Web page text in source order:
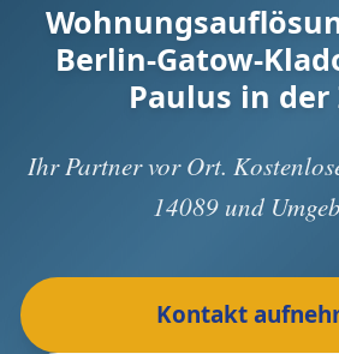
Berlin-Gatow-
Paulus in der
Ihr Partner vor Ort.
14089 und
Kontakt